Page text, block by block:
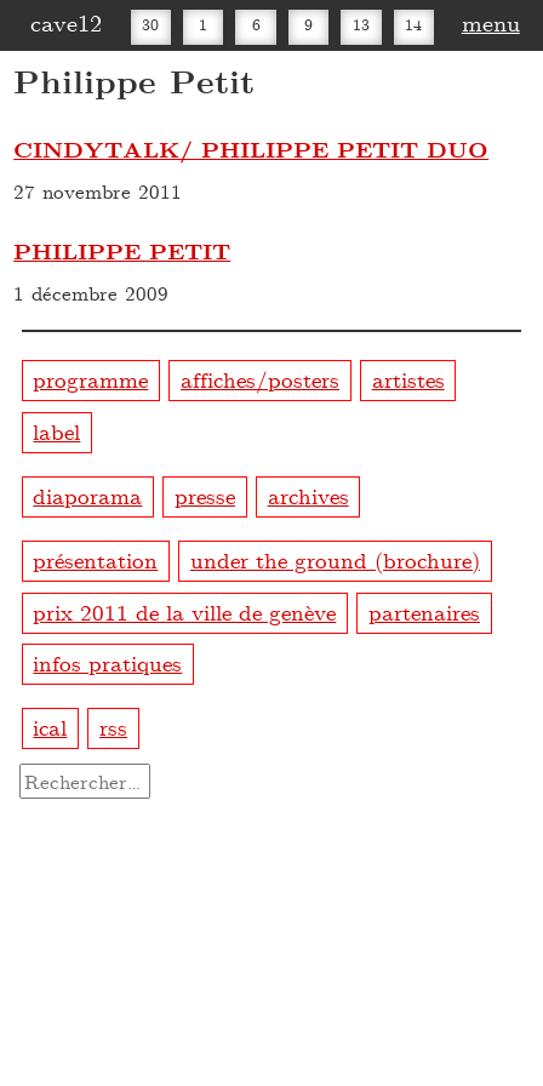
cave12 30 1 6 9 13 14 menu
Philippe Petit
CINDYTALK/ PHILIPPE PETIT DUO
27 novembre 2011
PHILIPPE PETIT
1 décembre 2009
programme affiches/posters
artistes
label
diaporama presse archives
présentation
under the ground (brochure)
prix 2011 de la ville de genève
partenaires
infos pratiques
ical rss
Rechercher :